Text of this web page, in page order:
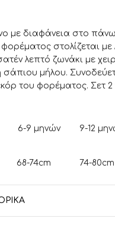
με διαφάνεια στο πάνω
στολίζεται με
λεπτό ζωνάκι με
μήλου.
του φορέματος. Σετ 2
9-12 μηνών
74-80cm
48-502cm